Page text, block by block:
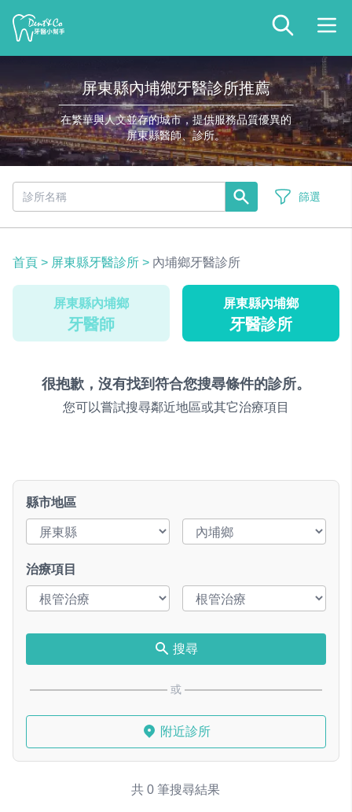
屏東縣內埔鄉牙醫診所推薦
在繁華與人文並存的城市，提供服務品質優異的
屏東縣醫師、診所。
篩選
首頁 > 屏東縣牙醫診所 > 內埔鄉牙醫診所
屏東縣內埔鄉
牙醫師
屏東縣內埔鄉
牙醫診所
很抱歉，沒有找到符合您搜尋條件的診所。
您可以嘗試搜尋鄰近地區或其它治療項目
縣市地區
治療項目
搜尋
或
附近診所
共 0 筆搜尋結果